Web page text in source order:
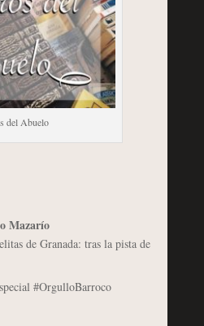
del Abuelo
Mazarío
de Granada: tras la pista de
#OrgulloBarroco